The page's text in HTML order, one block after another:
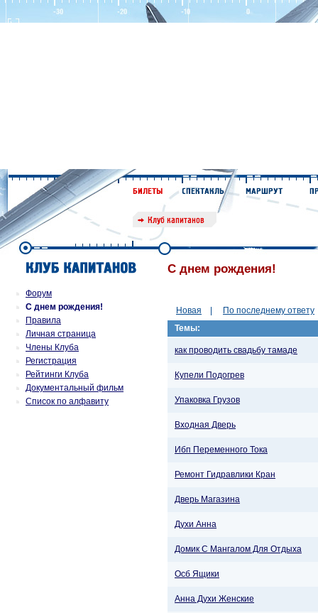
Форум
С днем рождения!
Правила
Личная страница
Члены Клуба
Регистрация
Рейтинги Клуба
Документальный фильм
Список по алфавиту
С днем рождения!
Новая По последнему ответу
Темы:
как проводить свадьбу тамаде
Купели Подогрев
Упаковка Грузов
Входная Дверь
Ибп Переменного Тока
Ремонт Гидравлики Кран
Дверь Магазина
Духи Анна
Домик С Мангалом Для Отдыха
Осб Ящики
Анна Духи Женские